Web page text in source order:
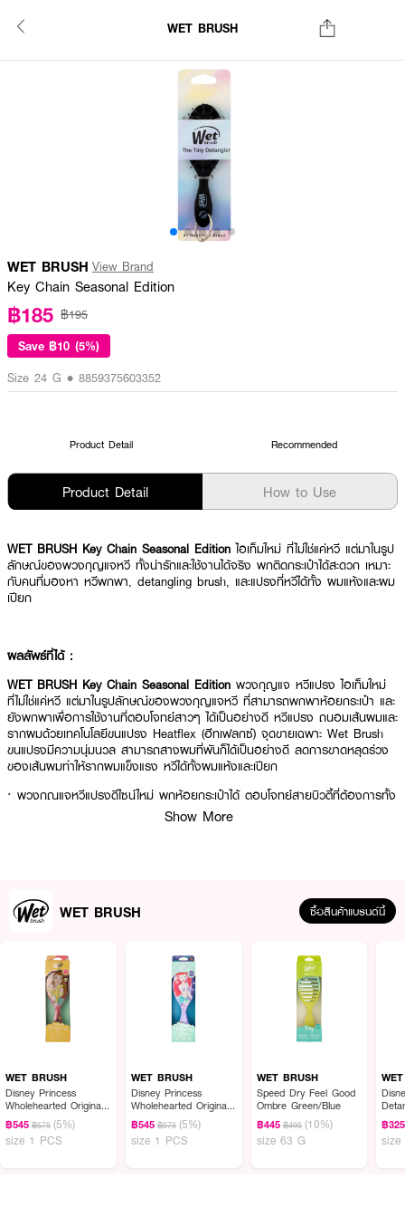
WET BRUSH
WET BRUSH View Brand
Key Chain Seasonal Edition
฿185 ฿195
Save ฿10 (5%)
Size 24 G • 8859375603352
Product Detail Recommended
Product Detail How to Use
WET BRUSH Key Chain Seasonal Editionไอเท็มใหม่ ที่ไม่ใช่แค่หวี แต่มาในรูป
ลักษณ์ของพวงกุญแจหวี ทั้งน่ารักและใช้งานได้จริง พกติดกระเป๋าได้สะดวก เหมาะ
กับคนที่มองหา หวีพกพา, detangling brush, และแปรงที่หวีได้ทั้ง ผมแห้งและผม
เปียก
ผลลัพธ์ที่ได้ :
WET BRUSH Key Chain Seasonal Edition พวงกุญแจ หวีแปรง ไอเท็มใหม่
ที่ไม่ใช่แค่หวี แต่มาในรูปลักษณ์ของพวงกุญแจหวี ที่สามารถพกพาห้อยกระเป๋า และ
ยังพกพาเพื่อการใช้งานที่ตอบโจทย์สาวๆ ได้เป็นอย่างดี หวีแปรง ถนอมเส้นผมและ
รากผมด้วยเทคโนโลยีขนแปรง Heatflex (ฮีทเฟลกซ์) จุดขายเฉพาะ Wet Brush
ขนแปรงมีความนุ่มนวล สามารถสางผมที่พันก็ได้เป็นอย่างดี ลดการขาดหลุดร่วง
ของเส้นผมทำให้รากผมแข็งแรง หวีได้ทั้งผมแห้งและเปียก
· พวงกุญแจหวีแปรงดีไซน์ใหม่ พกห้อยกระเป๋าได้ ตอบโจทย์สายบิวตี้ที่ต้องการทั้ง
·ช่วยลดผมขาดหลุดร่วง และลดแรงในการหวี เหมาะกับคนผมพันง่าย ผมชี้ฟู
ขนแปรงนุ่ม ถนอมหนังศีรษะ ช่วยให้หวีผมได้สบาย ไม่เจ็บหัว และให้สัมผัสที่อ่อน
เหมาะกับทุกสภาพเส้นผม ทั้งผมตรง ผมหยักศก ผมหยิก ผมเส้นเล็ก หรือผม
How to Use :
ใช้สำหรับหวีผม
Show More
WET BRUSH ซื้อสินค้าแบรนด์นี้
WET BRUSH
Disney Princess
Wholehearted Original
Detangler-Belle Light
Pink
฿545 ฿575 (5%)
size 1 PCS
WET BRUSH
Disney Princess
Wholehearted Original
Detangler-Ariel Purple
฿545 ฿575 (5%)
size 1 PCS
WET BRUSH
Speed Dry Feel Good
Ombre Green/Blue
฿445 ฿495 (10%)
size 63 G
฿325
size